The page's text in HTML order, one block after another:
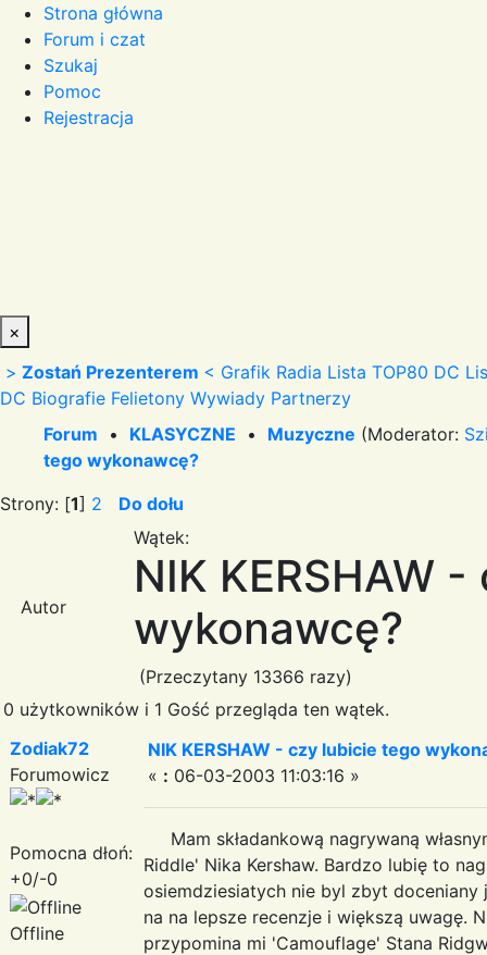
Strona główna
Forum i czat
Szukaj
Pomoc
Rejestracja
×
> Zostań Prezenterem < Grafik Radia Lista TOP80 DC
DC Biografie Felietony Wywiady Partnerzy
Forum • KLASYCZNE • Muzyczne (Moderator:
tego wykonawcę?
Strony: [1] 2 Do dołu
Autor
Wątek:
NIK KERSHAW
wykonawcę?
(Przeczytany 13366 razy)
0 użytkowników i 1 Gość przegląda ten wątek.
Zodiak72
Forumowicz
Pomocna dłoń:
+0/-0
Offline
NIK KERSHAW - czy lubicie tego
« : 06-03-2003 11:03:16 »
Mam składankową nagrywaną
Riddle' Nika Kershaw. Bardzo lubię to
osiemdziesiatych nie byl zbyt
na na lepsze recenzje i większą uwagę.
przypomina mi 'Camouflage' Stana